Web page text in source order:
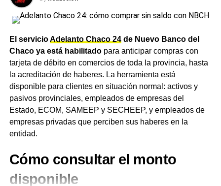
asignaciones que administra el organismo. La Asignación
Universal por Hijo (AUH) subirá de $148.049 a
$150.847,13, mientras que la AUH por Discapacidad
pasará de $482.062 a $491.172,97. La Asignación
Familiar por Hijo del primer rango de ingresos se
actualizará de $74.033 a $75.432,22, en tanto que el
pago único por nacimiento subirá a $87.926.
Un trámite cada vez más cerca
en Charata
cobraráningresando a Mi ANSES con su CUIL y Clave
de la Seguridad Social
descargar el recibo de haberes. La consulta y los trámites
El servicioAdelanto Chaco 24de Nuevo Banco del
Chaco ya está habilitadopara anticipar compras con
tarjeta de débito en comercios de toda la provincia, hasta
la acreditación de haberes. La herramienta está
disponible para clientes en situación normal: activos y
pasivos provinciales, empleados de empresas del
Estado, ECOM, SAMEEP y SECHEEP, y empleados de
empresas privadas que perciben sus haberes en la
entidad.
Cómo consultar el monto
disponible